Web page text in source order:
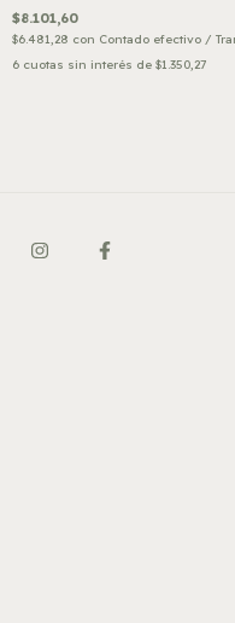
$8.101,60
$6.481,28 con Contado efectivo /
6 cuotas sin interés de $1.350,27